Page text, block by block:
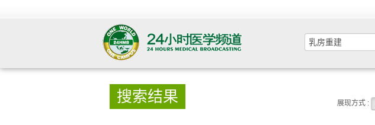
搜索结果 展现方式 :